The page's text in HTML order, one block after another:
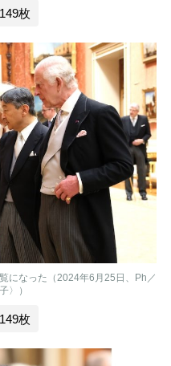
枚
になった（2024年6月25日、Ph／
〉）
枚